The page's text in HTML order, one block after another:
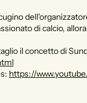
di calcio,
il concetto di
https://